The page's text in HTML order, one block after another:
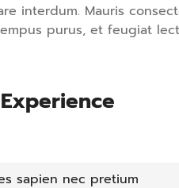
interdum. Mauris
purus, et feugiat
sapien nec pretium